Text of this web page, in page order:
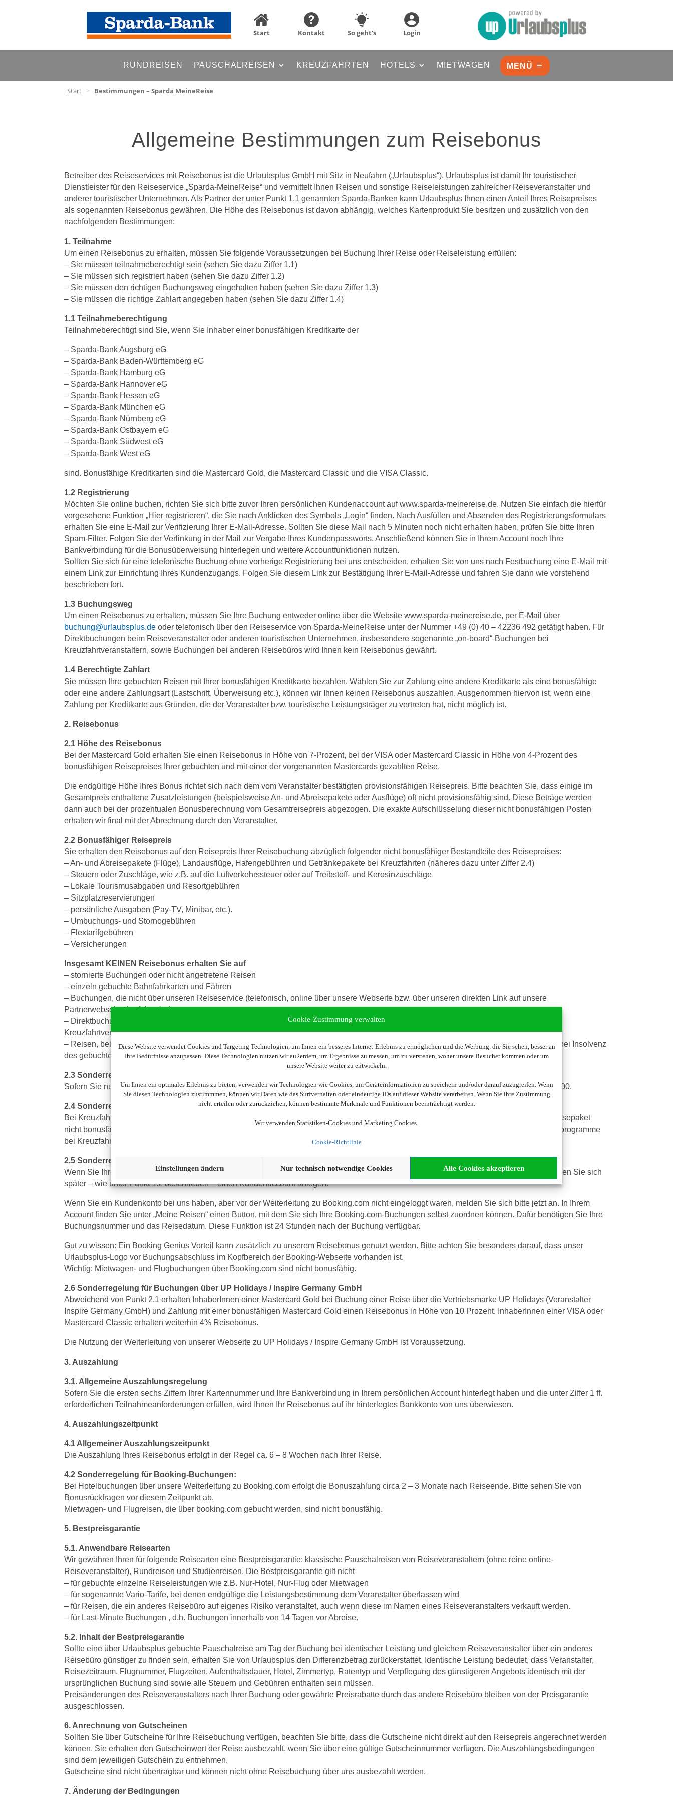
Cookie-Zustimmung verwalten
Diese Website verwendet Cookies und Targeting Technologien, um Ihnen ein besseres Internet-Erlebnis zu ermöglichen und die Werbung, die Sie sehen, besser an
Ihre Bedürfnisse anzupassen. Diese Technologien nutzen wir außerdem, um Ergebnisse zu messen, um zu verstehen, woher unsere Besucher kommen oder um
unsere Website weiter zu entwickeln.
Um Ihnen ein optimales Erlebnis zu bieten, verwenden wir Technologien wie Cookies, um Geräteinformationen zu speichern und/oder darauf zuzugreifen. Wenn
Sie diesen Technologien zustimmmen, können wir Daten wie das Surfverhalten oder eindeutige IDs auf dieser Website verarbeiten. Wenn Sie ihre Zustimmung
nicht erteilen oder zurückziehen, können bestimmte Merkmale und Funktionen beeinträchtigt werden.
Wir verwenden Statistiken-Cookies und Marketing Cookies.
Cookie-Richtlinie
Alle Cookies akzeptieren
Nur technisch notwendige Cookies
Einstellungen ändern
Start Kontakt So geht's Login
RUNDREISEN PAUSCHALREISEN KREUZFAHRTEN HOTELS MIETWAGEN MENÜ
Start > Bestimmungen – Sparda MeineReise
Allgemeine Bestimmungen zum Reisebonus
Betreiber des Reiseservices mit Reisebonus ist die Urlaubsplus GmbH mit Sitz in Neufahrn („Urlaubsplus“). Urlaubsplus ist damit Ihr touristischer
Dienstleister für den Reiseservice „Sparda-MeineReise“ und vermittelt Ihnen Reisen und sonstige Reiseleistungen zahlreicher Reiseveranstalter und
anderer touristischer Unternehmen. Als Partner der unter Punkt 1.1 genannten Sparda-Banken kann Urlaubsplus Ihnen einen Anteil Ihres Reisepreises
als sogenannten Reisebonus gewähren. Die Höhe des Reisebonus ist davon abhängig, welches Kartenprodukt Sie besitzen und zusätzlich von den
nachfolgenden Bestimmungen:
1. Teilnahme
Um einen Reisebonus zu erhalten, müssen Sie folgende Voraussetzungen bei Buchung Ihrer Reise oder Reiseleistung erfüllen:
– Sie müssen teilnahmeberechtigt sein (sehen Sie dazu Ziffer 1.1)
– Sie müssen sich registriert haben (sehen Sie dazu Ziffer 1.2)
– Sie müssen den richtigen Buchungsweg eingehalten haben (sehen Sie dazu Ziffer 1.3)
– Sie müssen die richtige Zahlart angegeben haben (sehen Sie dazu Ziffer 1.4)
1.1 Teilnahmeberechtigung
Teilnahmeberechtigt sind Sie, wenn Sie Inhaber einer bonusfähigen Kreditkarte der
– Sparda-Bank Augsburg eG
– Sparda-Bank Baden-Württemberg eG
– Sparda-Bank Hamburg eG
– Sparda-Bank Hannover eG
– Sparda-Bank Hessen eG
– Sparda-Bank München eG
– Sparda-Bank Nürnberg eG
– Sparda-Bank Ostbayern eG
– Sparda-Bank Südwest eG
– Sparda-Bank West eG
sind. Bonusfähige Kreditkarten sind die Mastercard Gold, die Mastercard Classic und die VISA Classic.
1.2 Registrierung
Möchten Sie online buchen, richten Sie sich bitte zuvor Ihren persönlichen Kundenaccount auf www.sparda-meinereise.de. Nutzen Sie einfach die hierfür
vorgesehene Funktion „Hier registrieren“, die Sie nach Anklicken des Symbols „Login“ finden. Nach Ausfüllen und Absenden des Registrierungsformulars
erhalten Sie eine E-Mail zur Verifizierung Ihrer E-Mail-Adresse. Sollten Sie diese Mail nach 5 Minuten noch nicht erhalten haben, prüfen Sie bitte Ihren
Spam-Filter. Folgen Sie der Verlinkung in der Mail zur Vergabe Ihres Kundenpassworts. Anschließend können Sie in Ihrem Account noch Ihre
Bankverbindung für die Bonusüberweisung hinterlegen und weitere Accountfunktionen nutzen.
Sollten Sie sich für eine telefonische Buchung ohne vorherige Registrierung bei uns entscheiden, erhalten Sie von uns nach Festbuchung eine E-Mail mit
einem Link zur Einrichtung Ihres Kundenzugangs. Folgen Sie diesem Link zur Bestätigung Ihrer E-Mail-Adresse und fahren Sie dann wie vorstehend
beschrieben fort.
1.3 Buchungsweg
Um einen Reisebonus zu erhalten, müssen Sie Ihre Buchung entweder online über die Website www.sparda-meinereise.de, per E-Mail über
buchung@urlaubsplus.deoder telefonisch über den Reiseservice von Sparda-MeineReise unter der Nummer +49 (0) 40 – 42236 492 getätigt haben. Für
Direktbuchungen beim Reiseveranstalter oder anderen touristischen Unternehmen, insbesondere sogenannte „on-board“-Buchungen bei
Kreuzfahrtveranstaltern, sowie Buchungen bei anderen Reisebüros wird Ihnen kein Reisebonus gewährt.
1.4 Berechtigte Zahlart
Sie müssen Ihre gebuchten Reisen mit Ihrer bonusfähigen Kreditkarte bezahlen. Wählen Sie zur Zahlung eine andere Kreditkarte als eine bonusfähige
oder eine andere Zahlungsart (Lastschrift, Überweisung etc.), können wir Ihnen keinen Reisebonus auszahlen. Ausgenommen hiervon ist, wenn eine
Zahlung per Kreditkarte aus Gründen, die der Veranstalter bzw. touristische Leistungsträger zu vertreten hat, nicht möglich ist.
2. Reisebonus
2.1 Höhe des Reisebonus
Bei der Mastercard Gold erhalten Sie einen Reisebonus in Höhe von 7-Prozent, bei der VISA oder Mastercard Classic in Höhe von 4-Prozent des
bonusfähigen Reisepreises Ihrer gebuchten und mit einer der vorgenannten Mastercards gezahlten Reise.
Die endgültige Höhe Ihres Bonus richtet sich nach dem vom Veranstalter bestätigten provisionsfähigen Reisepreis. Bitte beachten Sie, dass einige im
Gesamtpreis enthaltene Zusatzleistungen (beispielsweise An- und Abreisepakete oder Ausflüge) oft nicht provisionsfähig sind. Diese Beträge werden
dann auch bei der prozentualen Bonusberechnung vom Gesamtreisepreis abgezogen. Die exakte Aufschlüsselung dieser nicht bonusfähigen Posten
erhalten wir final mit der Abrechnung durch den Veranstalter.
2.2 Bonusfähiger Reisepreis
Sie erhalten den Reisebonus auf den Reisepreis Ihrer Reisebuchung abzüglich folgender nicht bonusfähiger Bestandteile des Reisepreises:
– An- und Abreisepakete (Flüge), Landausflüge, Hafengebühren und Getränkepakete bei Kreuzfahrten (näheres dazu unter Ziffer 2.4)
– Steuern oder Zuschläge, wie z.B. auf die Luftverkehrssteuer oder auf Treibstoff- und Kerosinzuschläge
– Lokale Tourismusabgaben und Resortgebühren
– Sitzplatzreservierungen
– persönliche Ausgaben (Pay-TV, Minibar, etc.).
– Umbuchungs- und Stornogebühren
– Flextarifgebühren
– Versicherungen
Insgesamt KEINEN Reisebonus erhalten Sie auf
– stornierte Buchungen oder nicht angetretene Reisen
– einzeln gebuchte Bahnfahrkarten und Fähren
– Buchungen, die nicht über unseren Reiseservice (telefonisch, online über unsere Webseite bzw. über unseren direkten Link auf unsere
Partnerwebseiten) erfolgt sind
– Direktbuchungen bei Reiseveranstaltern und anderen touristischen Unternehmen, insbesondere sogenannte „on-board“-Buchungen bei
Kreuzfahrtveranstaltern.
– Reisen, bei denen von dem jeweiligen Reiseveranstalter bzw. touristischen Unternehmen für Ihre Buchung keine Vergütung erhalten (z-B. bei Insolvenz
des gebuchten Unternehmens).
2.3 Sonderregelung für Reisebonus auf Flüge
Sofern Sie nur einen Flug buchen (sogenannte Nur-Flüge), gewähren wir pro Person und pro Ticket einen Reisebonus in Höhe von EUR 10,00.
2.4 Sonderregelung für Reisebonus auf Kreuzfahrten
Bei Kreuzfahrtbuchungen (mit oder ohne Anreise) ist nur der reine Kabinenpreis bonusfähig. Dies bedeutet, dass Ihr gebuchtes An- und Abreisepaket
nicht bonusfähig ist und vom Gesamtreisepreis abgezogen wird. Ebenso sind gebuchte Ausflugs- und Getränkepakete, sowie Vor- und Nachprogramme
bei Kreuzfahrtbuchungen nicht bonusfähig und werden ebenfalls vom Gesamtreisepreis abgezogen.
2.5 Sonderregelung für Booking-Buchungen
Wenn Sie Ihre Hotelbuchung über unsere Weiterleitung zu Booking.com vorgenommen haben, ohne sich vorher bei uns zu registrieren, können Sie sich
später – wie unter Punkt 1.2 beschrieben – einen Kundenaccount anlegen.
Wenn Sie ein Kundenkonto bei uns haben, aber vor der Weiterleitung zu Booking.com nicht eingeloggt waren, melden Sie sich bitte jetzt an. In Ihrem
Account finden Sie unter „Meine Reisen“ einen Button, mit dem Sie sich Ihre Booking.com-Buchungen selbst zuordnen können. Dafür benötigen Sie Ihre
Buchungsnummer und das Reisedatum. Diese Funktion ist 24 Stunden nach der Buchung verfügbar.
Gut zu wissen: Ein Booking Genius Vorteil kann zusätzlich zu unserem Reisebonus genutzt werden. Bitte achten Sie besonders darauf, dass unser
Urlaubsplus-Logo vor Buchungsabschluss im Kopfbereich der Booking-Webseite vorhanden ist.
Wichtig: Mietwagen- und Flugbuchungen über Booking.com sind nicht bonusfähig.
2.6 Sonderregelung für Buchungen über UP Holidays / Inspire Germany GmbH
Abweichend von Punkt 2.1 erhalten InhaberInnen einer Mastercard Gold bei Buchung einer Reise über die Vertriebsmarke UP Holidays (Veranstalter
Inspire Germany GmbH) und Zahlung mit einer bonusfähigen Mastercard Gold einen Reisebonus in Höhe von 10 Prozent. InhaberInnen einer VISA oder
Mastercard Classic erhalten weiterhin 4% Reisebonus.
Die Nutzung der Weiterleitung von unserer Webseite zu UP Holidays / Inspire Germany GmbH ist Voraussetzung.
3. Auszahlung
3.1. Allgemeine Auszahlungsregelung
Sofern Sie die ersten sechs Ziffern Ihrer Kartennummer und Ihre Bankverbindung in Ihrem persönlichen Account hinterlegt haben und die unter Ziffer 1 ff.
erforderlichen Teilnahmeanforderungen erfüllen, wird Ihnen Ihr Reisebonus auf ihr hinterlegtes Bankkonto von uns überwiesen.
4. Auszahlungszeitpunkt
4.1 Allgemeiner Auszahlungszeitpunkt
Die Auszahlung Ihres Reisebonus erfolgt in der Regel ca. 6 – 8 Wochen nach Ihrer Reise.
4.2 Sonderregelung für Booking-Buchungen:
Bei Hotelbuchungen über unsere Weiterleitung zu Booking.com erfolgt die Bonuszahlung circa 2 – 3 Monate nach Reiseende. Bitte sehen Sie von
Bonusrückfragen vor diesem Zeitpunkt ab.
Mietwagen- und Flugreisen, die über booking.com gebucht werden, sind nicht bonusfähig.
5. Bestpreisgarantie
5.1. Anwendbare Reisearten
Wir gewähren Ihren für folgende Reisearten eine Bestpreisgarantie: klassische Pauschalreisen von Reiseveranstaltern (ohne reine online-
Reiseveranstalter), Rundreisen und Studienreisen. Die Bestpreisgarantie gilt nicht
– für gebuchte einzelne Reiseleistungen wie z.B. Nur-Hotel, Nur-Flug oder Mietwagen
– für sogenannte Vario-Tarife, bei denen endgültige die Leistungsbestimmung dem Veranstalter überlassen wird
– für Reisen, die ein anderes Reisebüro auf eigenes Risiko veranstaltet, auch wenn diese im Namen eines Reiseveranstalters verkauft werden.
– für Last-Minute Buchungen , d.h. Buchungen innerhalb von 14 Tagen vor Abreise.
5.2. Inhalt der Bestpreisgarantie
Sollte eine über Urlaubsplus gebuchte Pauschalreise am Tag der Buchung bei identischer Leistung und gleichem Reiseveranstalter über ein anderes
Reisebüro günstiger zu finden sein, erhalten Sie von Urlaubsplus den Differenzbetrag zurückerstattet. Identische Leistung bedeutet, dass Veranstalter,
Reisezeitraum, Flugnummer, Flugzeiten, Aufenthaltsdauer, Hotel, Zimmertyp, Ratentyp und Verpflegung des günstigeren Angebots identisch mit der
ursprünglichen Buchung sind sowie alle Steuern und Gebühren enthalten sein müssen.
Preisänderungen des Reiseveranstalters nach Ihrer Buchung oder gewährte Preisrabatte durch das andere Reisebüro bleiben von der Preisgarantie
ausgeschlossen.
6. Anrechnung von Gutscheinen
Sollten Sie über Gutscheine für Ihre Reisebuchung verfügen, beachten Sie bitte, dass die Gutscheine nicht direkt auf den Reisepreis angerechnet werden
können. Sie erhalten den Gutscheinwert der Reise ausbezahlt, wenn Sie über eine gültige Gutscheinnummer verfügen. Die Auszahlungsbedingungen
sind dem jeweiligen Gutschein zu entnehmen.
Gutscheine sind nicht übertragbar und können nicht ohne Reisebuchung über uns ausbezahlt werden.
7. Änderung der Bedingungen